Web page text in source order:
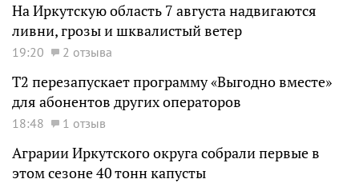
На Иркутскую область 7 августа надвигаются
ливни, грозы и шквалистый ветер
19:20 2 отзыва
Т2 перезапускает программу «Выгодно вместе»
для абонентов других операторов
18:48 1 отзыв
Аграрии Иркутского округа собрали первые в
этом сезоне 40 тонн капусты